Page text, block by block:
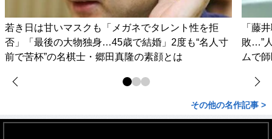
若き日は甘いマスクも「メガネでタレント性を拒
否」「最後の大物独身…45歳で結婚」2度も“名人寸
前で苦杯”の名棋士・郷田真隆の素顔とは
「藤
敗…”
ムで
その他の名作記事 >